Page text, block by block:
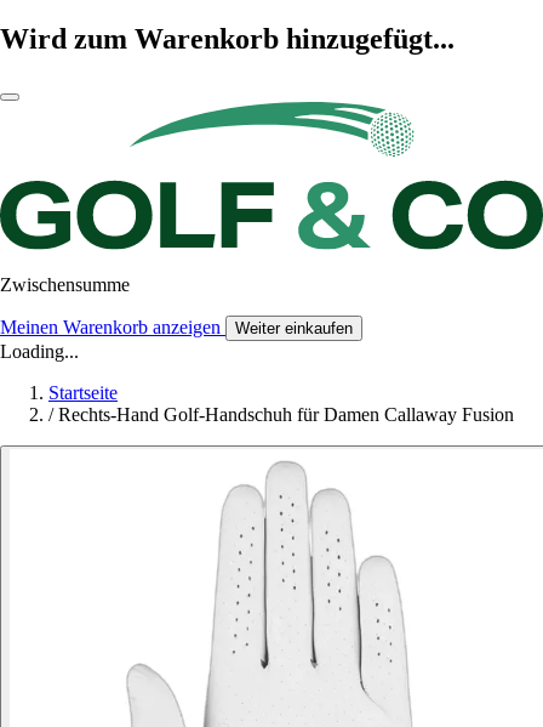
Wird zum Warenkorb hinzugefügt...
Zwischensumme
Meinen Warenkorb anzeigen Weiter einkaufen
Loading...
Startseite
/ Rechts-Hand Golf-Handschuh für Damen Callaway Fusion